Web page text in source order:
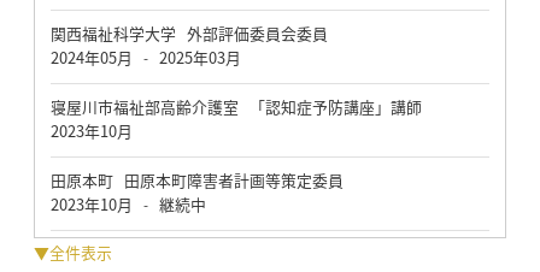
関西福祉科学大学 外部評価委員会委員
2024年05月
- 2025年03月
寝屋川市福祉部高齢介護室 「認知症予防講座」講師
2023年10月
田原本町 田原本町障害者計画等策定委員
2023年10月
- 継続中
▼全件表示